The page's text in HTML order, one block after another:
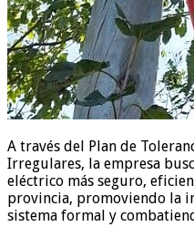
A través del Plan de
Irregulares, la empresa
eléctrico más seguro,
provincia, promoviendo la
sistema formal y